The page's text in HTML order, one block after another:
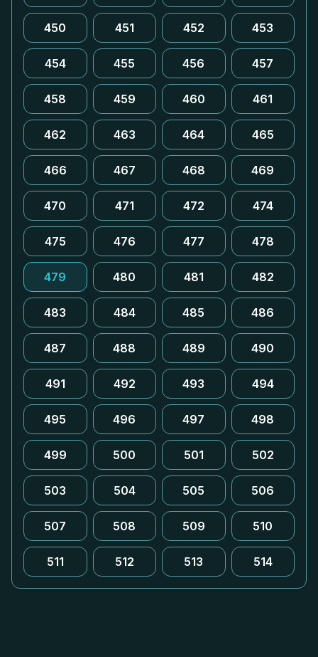
450 451 452 453
454 455 456 457
458 459 460 461
462 463 464 465
466 467 468 469
470 471 472 474
475 476 477 478
479 480 481 482
483 484 485 486
487 488 489 490
491 492 493 494
495 496 497 498
499 500 501 502
503 504 505 506
507 508 509 510
511 512 513 514